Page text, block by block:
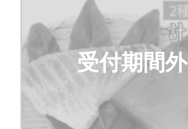
受付期間外